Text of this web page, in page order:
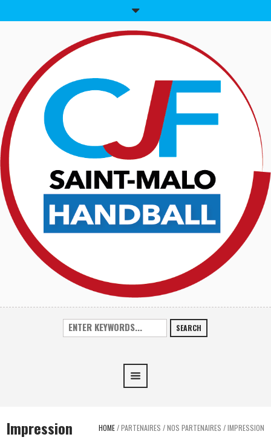
SEARCH
Impression HOME/PARTENAIRES /NOS PARTENAIRES /IMPRESSION